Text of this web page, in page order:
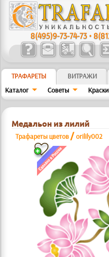
8(495)9-73-74-73 •
ТРАФАРЕТЫ ВИТРАЖИ
Каталог
Советы
Медальон из лилий
Трафареты цветов /orilily002